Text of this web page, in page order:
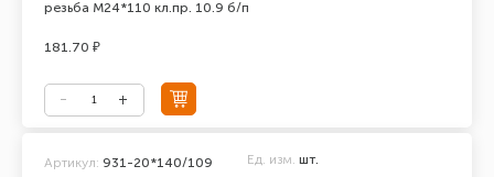
резьба М24*110 кл.пр. 10.9 б/п
181.70 ₽
Артикул: 931-20*140/109 Ед. изм. шт.